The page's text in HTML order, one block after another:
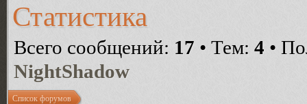
Статистика
Всего сообщений: 17 • Тем: 4 •
NightShadow
Список форумов